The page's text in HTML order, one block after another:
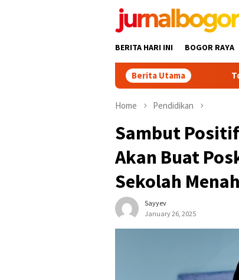
BERITA HARI INI BOGOR RAYA
Berita Utama
Tour Malasari Jadi
Home Pendidikan
Sambut
Akan Buat
Sekolah
Sayyev
January 26, 2025